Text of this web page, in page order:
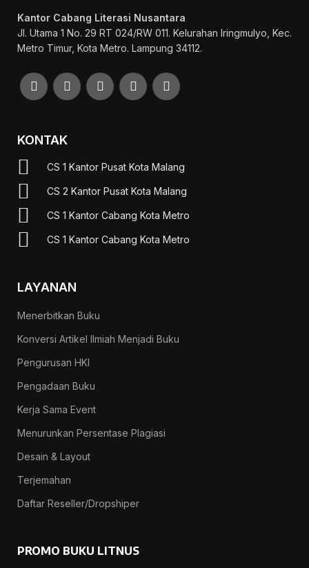
Kantor Cabang Literasi Nusantara
Jl. Utama 1 No. 29 RT 024/RW 011. Kelurahan Iringmulyo, Kec.
Metro Timur, Kota Metro. Lampung 34112.
KONTAK
CS 1 Kantor Pusat Kota Malang
CS 2 Kantor Pusat Kota Malang
CS 1 Kantor Cabang Kota Metro
CS 1 Kantor Cabang Kota Metro
LAYANAN
Menerbitkan Buku
Konversi Artikel Ilmiah Menjadi Buku
Pengurusan HKI
Pengadaan Buku
Kerja Sama Event
Menurunkan Persentase Plagiasi
Desain & Layout
Terjemahan
Daftar Reseller/Dropshiper
PROMO BUKU LITNUS